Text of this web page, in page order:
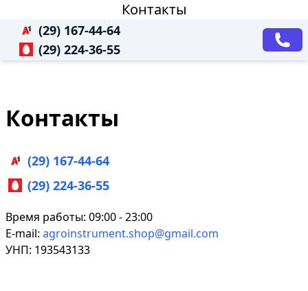
Контакты
(29) 167-44-64
(29) 224-36-55
Контакты
(29) 167-44-64
(29) 224-36-55
Время работы: 09:00 - 23:00
E-mail: agroinstrument.shop@gmail.com
УНП: 193543133